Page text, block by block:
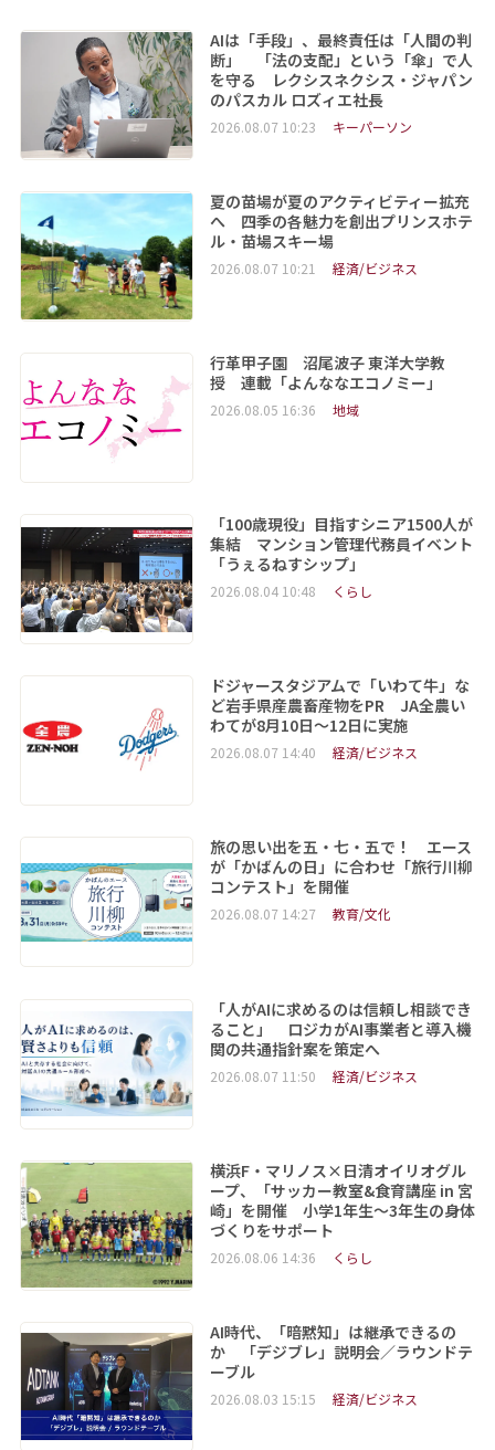
AIは「手段」、最終責任は「人間の判
断」 「法の支配」という「傘」で人
を守る レクシスネクシス・ジャパン
のパスカル ロズィエ社長
2026.08.07 10:23 キーパーソン
夏の苗場が夏のアクティビティー拡充
へ 四季の各魅力を創出プリンスホテ
ル・苗場スキー場
2026.08.07 10:21 経済/ビジネス
行革甲子園 沼尾波子 東洋大学教
授 連載「よんななエコノミー」
2026.08.05 16:36 地域
「100歳現役」目指すシニア1500人が
集結 マンション管理代務員イベント
「うぇるねすシップ」
2026.08.04 10:48 くらし
ドジャースタジアムで「いわて牛」な
ど岩手県産農畜産物をPR JA全農い
わてが8月10日～12日に実施
2026.08.07 14:40 経済/ビジネス
旅の思い出を五・七・五で！ エース
が「かばんの日」に合わせ「旅行川柳
コンテスト」を開催
2026.08.07 14:27 教育/文化
「人がAIに求めるのは信頼し相談でき
ること」 ロジカがAI事業者と導入機
関の共通指針案を策定へ
2026.08.07 11:50 経済/ビジネス
横浜F・マリノス×日清オイリオグル
ープ、「サッカー教室&食育講座 in 宮
崎」を開催 小学1年生～3年生の身体
づくりをサポート
2026.08.06 14:36 くらし
AI時代、「暗黙知」は継承できるの
か 「デジブレ」説明会／ラウンドテ
ーブル
2026.08.03 15:15 経済/ビジネス